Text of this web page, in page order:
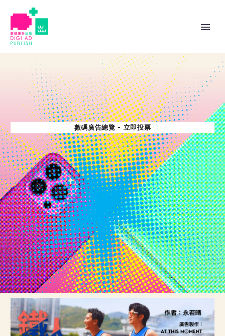
數碼廣告總覽 - 立即投票